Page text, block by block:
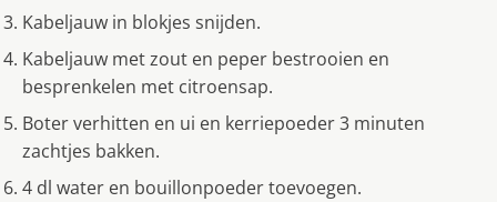
Kabeljauw in blokjes snijden.
Kabeljauw met zout en peper bestrooien en
besprenkelen met citroensap.
Boter verhitten en ui en kerriepoeder 3 minuten
zachtjes bakken.
4 dl water en bouillonpoeder toevoegen.